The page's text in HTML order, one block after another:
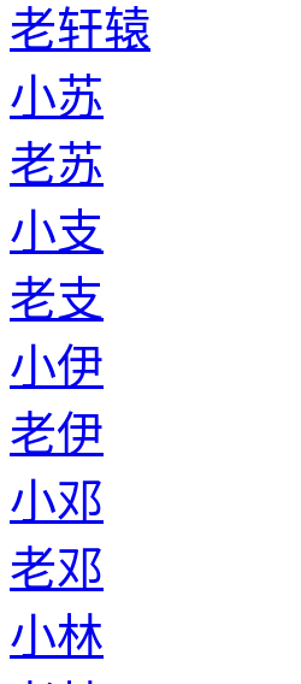
老轩辕
小苏
老苏
小支
老支
小伊
老伊
小邓
老邓
小林